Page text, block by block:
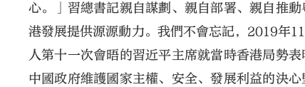
心。」習總書記親自謀劃、親自部署、親自推
港發展提供源源動力。我們不會忘記，2019年
人第十一次會晤的習近平主席就當時香港局勢
中國政府維護國家主權、安全、發展利益的決